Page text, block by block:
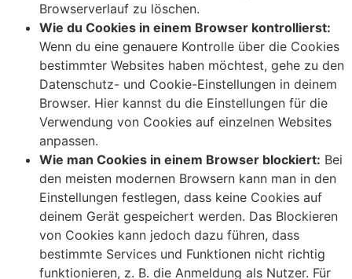
Browserverlauf zu löschen.
Wie du Cookies in einem Browser kontrollierst:
Wenn du eine genauere Kontrolle über die Cookies
bestimmter Websites haben möchtest, gehe zu den
Datenschutz- und Cookie-Einstellungen in deinem
Browser. Hier kannst du die Einstellungen für die
Verwendung von Cookies auf einzelnen Websites
anpassen.
Wie man Cookies in einem Browser blockiert: Bei
den meisten modernen Browsern kann man in den
Einstellungen festlegen, dass keine Cookies auf
deinem Gerät gespeichert werden. Das Blockieren
von Cookies kann jedoch dazu führen, dass
bestimmte Services und Funktionen nicht richtig
funktionieren, z. B. die Anmeldung als Nutzer. Für